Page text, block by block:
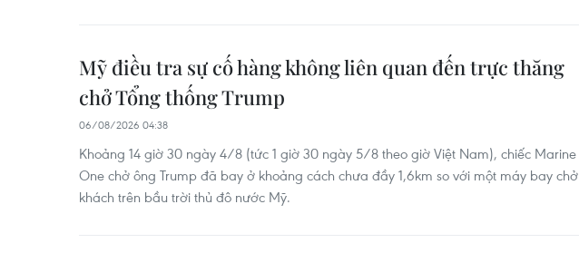
Mỹ điều tra sự cố hàng không liên quan đến trực thăng
chở Tổng thống Trump
06/08/2026 04:38
Khoảng 14 giờ 30 ngày 4/8 (tức 1 giờ 30 ngày 5/8 theo giờ Việt Nam), chiếc Marine
One chở ông Trump đã bay ở khoảng cách chưa đầy 1,6km so với một máy bay chở
khách trên bầu trời thủ đô nước Mỹ.